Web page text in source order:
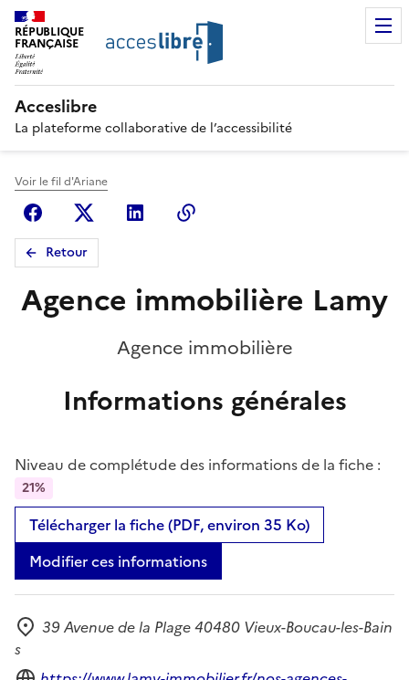
RÉPUBLIQUE
FRANÇAISE
Acceslibre
La plateforme collaborative de l’accessibilité
Voir le fil d'Ariane
FacebookX (anciennement Twitter)
Linkedin
Retour
Agence immobilière Lamy
Agence immobilière
Informations générales
Niveau de complétude des informations de la fiche :
21%
Télécharger la fiche (PDF, environ 35 Ko)
Modifier ces informations
Adresse
39 Avenue de la Plage 40480 Vieux-Boucau-les-Bain
s